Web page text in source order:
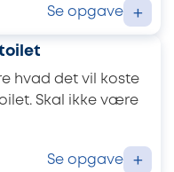
Se opgave +
hvad det vil koste
Skal ikke være
Se opgave +